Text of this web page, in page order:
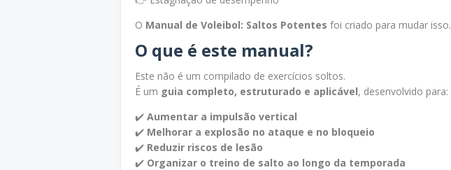
O Manual de Voleibol: Saltos Potentes foi criado para mudar isso.
O que é este manual?
Este não é um compilado de exercícios soltos.
É um guia completo, estruturado e aplicável, desenvolvido para:
✔️ Aumentar a impulsão vertical
✔️ Melhorar a explosão no ataque e no bloqueio
✔️ Reduzir riscos de lesão
✔️ Organizar o treino de salto ao longo da temporada